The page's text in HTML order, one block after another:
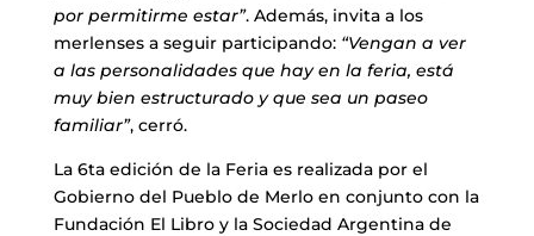
por permitirme estar”. Además, invita a los
merlenses a seguir participando:“Vengan a ver
a las personalidades que hay en la feria, está
muy bien estructurado y que sea un paseo
familiar”, cerró.
La 6ta edición de la Feria es realizada por el
Gobierno del Pueblo de Merlo en conjunto con la
Fundación El Libro y la Sociedad Argentina de